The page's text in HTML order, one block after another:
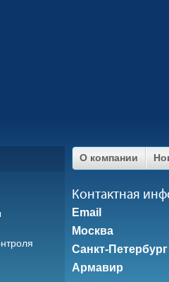
О компании
Контактная
Email
Москва
Санкт-Петербург
Армавир